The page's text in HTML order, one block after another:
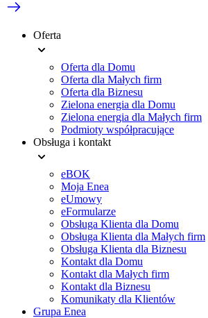
Footer
Oferta
Oferta dla Domu
Oferta dla Małych firm
Oferta dla Biznesu
Zielona energia dla Domu
Zielona energia dla Małych firm
Podmioty współpracujące
Obsługa i kontakt
eBOK
Moja Enea
eUmowy
eFormularze
Obsługa Klienta dla Domu
Obsługa Klienta dla Małych firm
Obsługa Klienta dla Biznesu
Kontakt dla Domu
Kontakt dla Małych firm
Kontakt dla Biznesu
Komunikaty dla Klientów
Grupa Enea